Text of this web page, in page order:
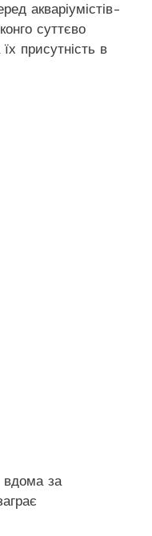
акваріумістів-
суттєво
присутність в
вдома за